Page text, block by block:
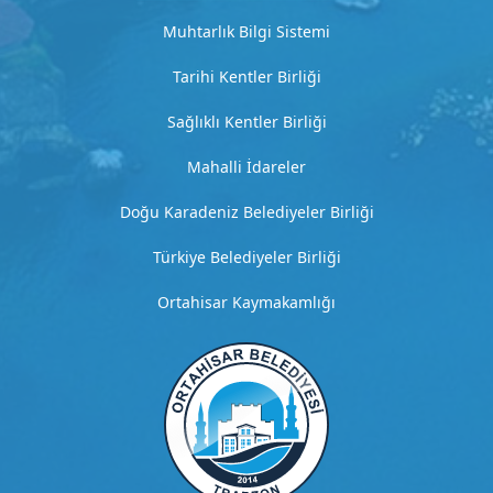
z
Muhtarlık Bilgi Sistemi
Tarihi Kentler Birliği
Sağlıklı Kentler Birliği
Mahalli İdareler
Doğu Karadeniz Belediyeler Birliği
Türkiye Belediyeler Birliği
Ortahisar Kaymakamlığı